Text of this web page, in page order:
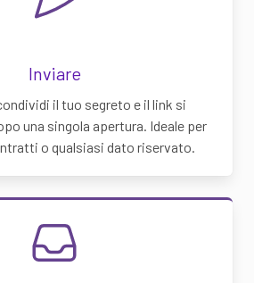
Inviare
il tuo segreto e il link si
una singola apertura. Ideale per
o qualsiasi dato riservato.